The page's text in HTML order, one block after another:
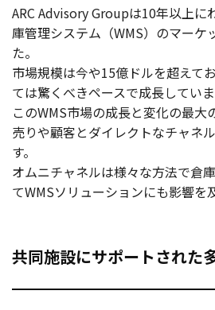
お役立ち記事
お問い合わせ
ARC Advisory Groupは10年以上に
庫管理システム（WMS）のマーケ
た。
市場規模は今や15億ドルを超えて
ては驚くべきペースで成長していま
このWMS市場の成長と変化の最大
売りや顧客とダイレクトなチャネ
す。
オムニチャネルは様々な方法で倉
てWMSソリューションにも影響を
共同施設にサポートされた